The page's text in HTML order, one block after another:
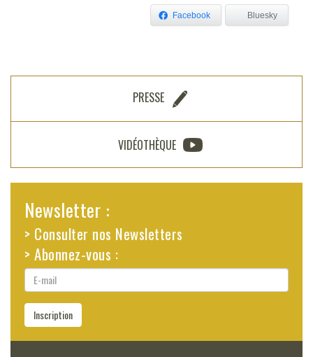
Facebook Bluesky
PRESSE
VIDÉOTHÈQUE
Newsletter :
> Consulter nos Newsletters
> Abonnez-vous :
E-
mail
Inscription